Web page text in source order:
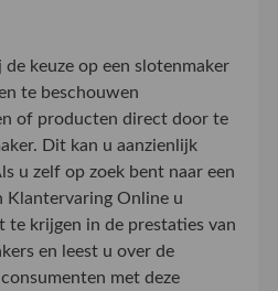
keuze op een slotenmaker
te beschouwen
of producten direct door te
Dit kan u aanzienlijk
u zelf op zoek bent naar een
Klantervaring Online u
te krijgen in de prestaties van
en leest u over de
met deze